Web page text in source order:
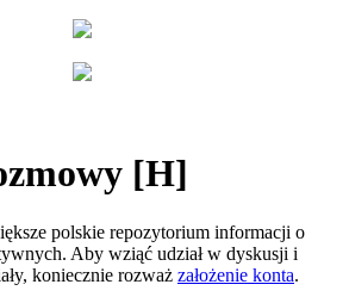
[H]
polskie repozytorium informacji o
Aby wziąć udział w dyskusji i
koniecznie rozważ założenie konta.